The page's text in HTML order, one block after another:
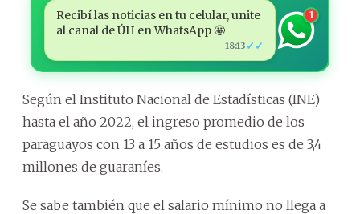
Recibí las noticias en tu celular, unite
al canal de ÚH en WhatsApp 🤩
18:13 ✓✓
1
Según el Instituto Nacional de Estadísticas (INE)
hasta el año 2022, el ingreso promedio de los
paraguayos con 13 a 15 años de estudios es de 3,4
millones de guaraníes.
Se sabe también que el salario mínimo no llega a